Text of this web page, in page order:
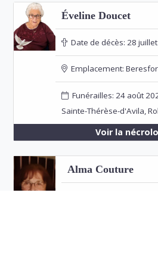
Éveline Doucet
Date de décès: 28
Emplacement:
Funérailles: 24 août
Sainte-Thérèse-d'Avila,
Voir la
Alma Couture